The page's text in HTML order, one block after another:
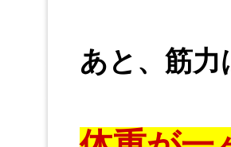
あと、筋